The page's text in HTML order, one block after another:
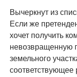
Вычеркнут из
Если же
хочет получить
невозвращенную
земельного
соответствующее